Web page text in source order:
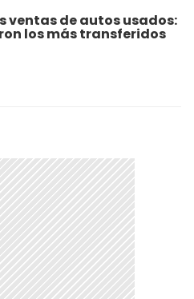
ventas de autos usados:
los más transferidos